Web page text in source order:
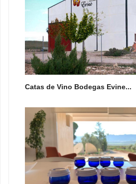
Catas de Vino Bodegas Evine...